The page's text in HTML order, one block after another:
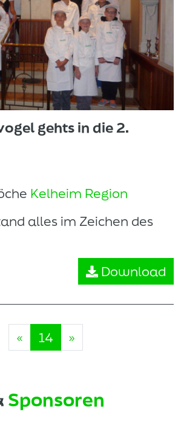
gehts in die 2.
Kelheim Region
alles im Zeichen des
Download
« 14 »
Sponsoren